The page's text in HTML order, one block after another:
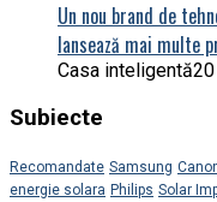
Un nou brand de
lansează mai multe
Casa inteligentă
Subiecte
Recomandate Samsung
energie solara Philips Solar